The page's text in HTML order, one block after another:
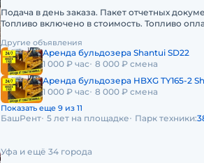
Подача в день заказа. Пакет отчетных
Топливо включено в стоимость. Топливо
Другие объявления
Аренда бульдозера Shantui SD22
1 000 ₽ час 8 000 ₽ смена
Аренда бульдозера HBXG TY165-2
1 000 ₽ час 8 000 ₽ смена
Показать еще 9 из 11
БашРент 5 лет на площадке Парк техники:
Уфа и ещё 34 города